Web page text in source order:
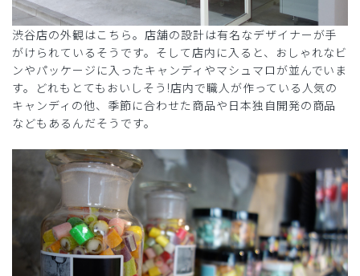
渋谷店の外観はこちら。店舗の設計は有名なデザイナーが手
がけられているそうです。そして店内に入ると、おしゃれなビ
ンやパッケージに入ったキャンディやマシュマロが並んでいま
す。どれもとてもおいしそう!店内で職人が作っている人気の
キャンディの他、季節に合わせた商品や日本独自開発の商品
などもあるんだそうです。